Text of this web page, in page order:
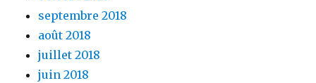
septembre 2018
août 2018
juillet 2018
juin 2018